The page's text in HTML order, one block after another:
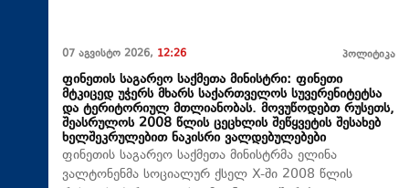
07 აგვისტო 2026, 12:26 პოლიტიკა
ფინეთის საგარეო საქმეთა მინისტრი: ფინეთი
მტკიცედ უჭერს მხარს საქართველოს სუვერენიტეტსა
და ტერიტორიულ მთლიანობას. მოვუწოდებთ რუსეთს,
შეასრულოს 2008 წლის ცეცხლის შეწყვეტის შესახებ
ხელშეკრულებით ნაკისრი ვალდებულებები
ფინეთის საგარეო საქმეთა მინისტრმა ელინა
ვალტონენმა სოციალურ ქსელ X-ში 2008 წლის